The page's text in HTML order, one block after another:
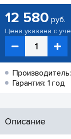
12 580 руб.
Цена указана с
Производитель:
Гарантия: 1 год
Описание